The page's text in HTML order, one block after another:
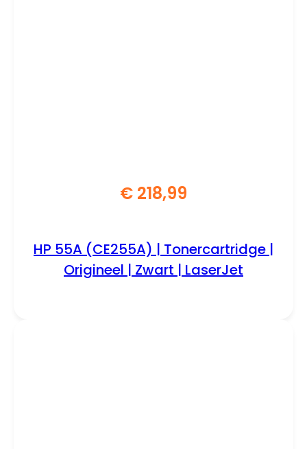
€ 218,99
HP 55A (CE255A) | Tonercartridge |
Origineel | Zwart | LaserJet